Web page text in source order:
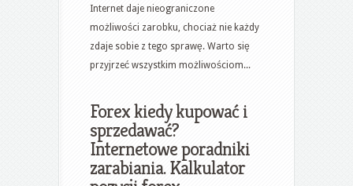
co
to
takiego?
Dobry
zarobek
Opcje
binarne
Internet daje nieograniczone
możliwości zarobku, chociaż nie każdy
zdaje sobie z tego sprawę. Warto się
przyjrzeć wszystkim możliwościom...
Forex kiedy kupować i
sprzedawać?
Internetowe poradniki
zarabiania. Kalkulator